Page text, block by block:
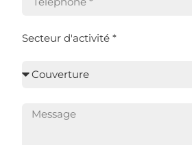
Secteur d'activité *